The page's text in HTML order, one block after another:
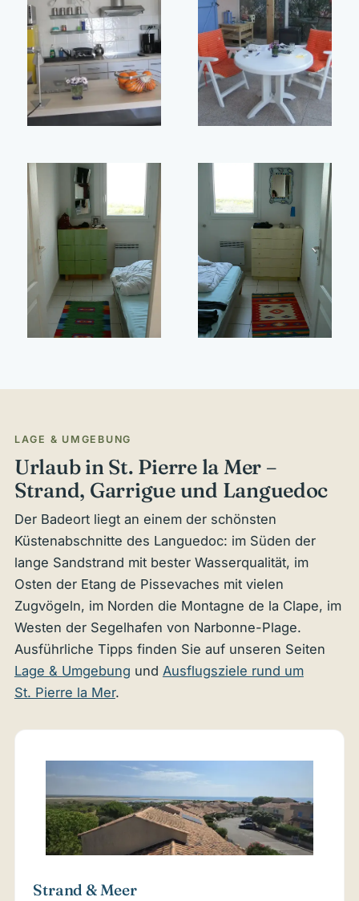
LAGE & UMGEBUNG
Urlaub in St. Pierre la Mer –
Strand, Garrigue und Languedoc
Der Badeort liegt an einem der schönsten
Küstenabschnitte des Languedoc: im Süden der
lange Sandstrand mit bester Wasserqualität, im
Osten der Etang de Pissevaches mit vielen
Zugvögeln, im Norden die Montagne de la Clape, im
Westen der Segelhafen von Narbonne-Plage.
Ausführliche Tipps finden Sie auf unseren Seiten
Lage & Umgebung und Ausflugsziele rund um
St. Pierre la Mer.
Strand & Meer